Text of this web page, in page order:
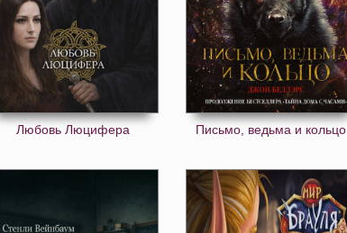
Любовь Люцифера Письмо, ведьма и кольцо